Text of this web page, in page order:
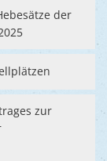
der
zur